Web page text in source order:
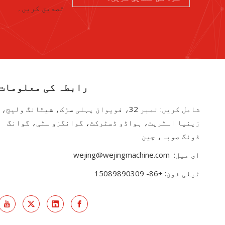
رابطہ کی
شامل کریں: نمبر 32، فویوان پہلی سڑک، شیٹانگ ولیج،
زینیا اسٹریٹ، ہواڈو ڈسٹرکٹ، گوانگزو سٹی، گوانگ
ڈونگ صوبہ، چین
ای میل: wejing@wejingmachine.com
ٹیلی فون: +86- 15089890309